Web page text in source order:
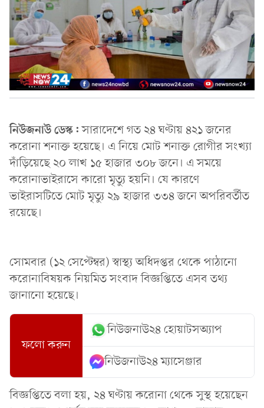
নিউজনাউ ডেস্ক:সারাদেশে গত ২৪ ঘণ্টায় ৪২১ জনের
করোনা শনাক্ত হয়েছে। এ নিয়ে মোট শনাক্ত রোগীর সংখ্যা
দাঁড়িয়েছে ২০ লাখ ১৫ হাজার ৩০৮ জনে। এ সময়ে
করোনাভাইরাসে কারো মৃত্যু হয়নি। যে কারণে
ভাইরাসটিতে মোট মৃত্যু ২৯ হাজার ৩৩৪ জনে অপরিবর্তীত
রয়েছে।
সোমবার (১২ সেপ্টেম্বর) স্বাস্থ্য অধিদপ্তর থেকে পাঠানো
করোনাবিষয়ক নিয়মিত সংবাদ বিজ্ঞপ্তিতে এসব তথ্য
জানানো হয়েছে।
ফলো করুন
নিউজনাউ২৪ হোয়াটসঅ্যাপ
নিউজনাউ২৪ ম্যাসেঞ্জার
বিজ্ঞপ্তিতে বলা হয়, ২৪ ঘণ্টায় করোনা থেকে সুস্থ হয়েছেন